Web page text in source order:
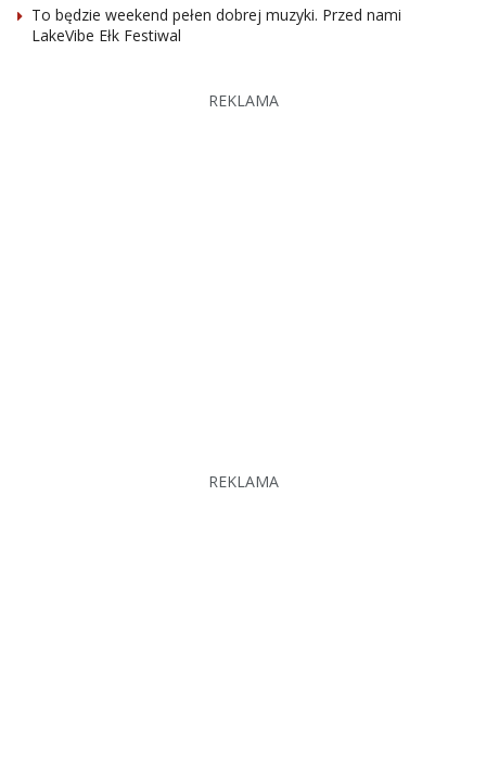
To będzie weekend pełen dobrej muzyki. Przed nami
LakeVibe Ełk Festiwal
REKLAMA
REKLAMA